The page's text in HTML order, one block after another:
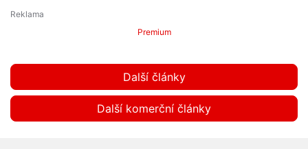
Premium
Další články
Další komerční články